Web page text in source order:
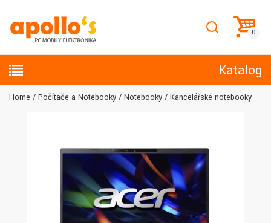
Katalog
Home Počítače a Notebooky Notebooky Kancelářské notebooky